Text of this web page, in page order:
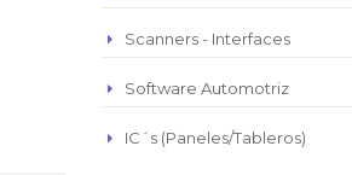
Scanners - Interfaces
Software Automotriz
IC´s (Paneles/Tableros)